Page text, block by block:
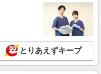
詳細を見る
ップの携帯販売スタッフ
〜 260,200円 固定残業代:
円（15時間相当） ＊＿ 試用期
とりあえずキープ